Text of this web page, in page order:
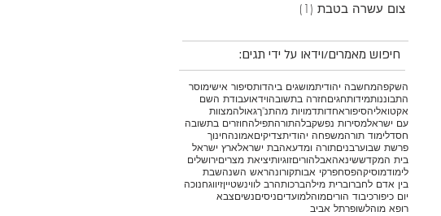
צום עשרה בטבת (1)
חיפוש מאמרים/וידאו על ידי תגים:
השקפהמחשבה יהודיתמושגים ביהדותסיפור אישימוסר
התבוננותמידותחגיםחזרה בתשובהוידאועבודת השם
אקטואליהסיפוראחדותדמויות מהתנ"ךגאולהמצוות
עם ישראלמסירות נפשקבלהתורהתפילהחוזרים בתשובה
חסדלימוד תורהמשפחה יהודיתצדיקיםאמונהחינוך
פרשת שבוערבניםתורה ומדעאהבת ישראלארץ ישראל
בית המקדששינאהאבלהוריםזוגיותיציאת מצריםירושלים
לימודמוסיקהפסחפרקי אבותקורונהראש השנהשבת
בין אדם לחברוברית מילהברכותהרב לווינשטייןזיווגחנוכה
יום כיפורכיבוד הוריםמוהלמועדיםניסיםנשיםצבא
רופא מוהלשופרתל אביב